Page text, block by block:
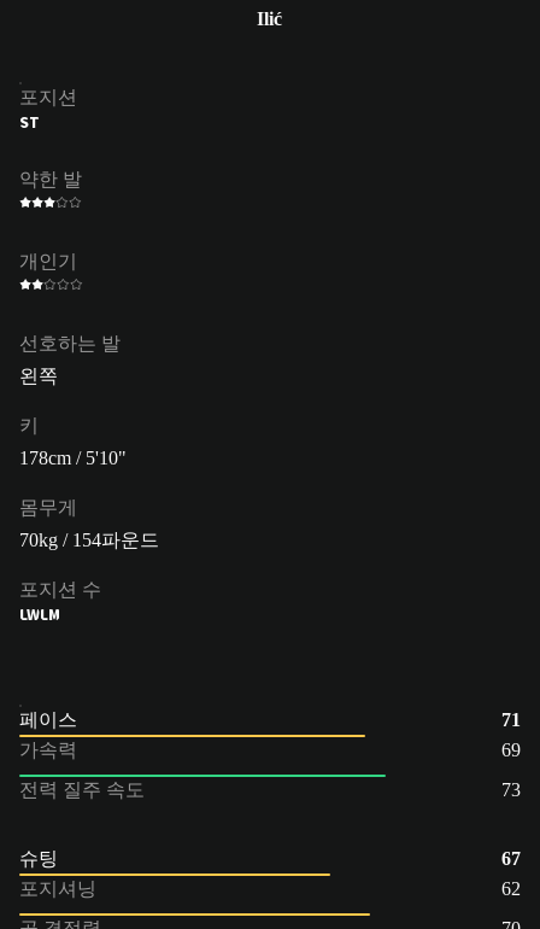
Ilić
포지션
ST
약한 발
개인기
선호하는 발
왼쪽
키
178cm / 5'10"
몸무게
70kg / 154파운드
포지션 수
LWLM
페이스
71
가속력
69
전력 질주 속도
73
슈팅
67
포지셔닝
62